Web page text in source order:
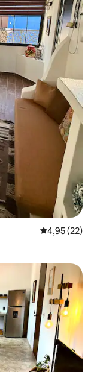
Prosječna
4,95 (22)